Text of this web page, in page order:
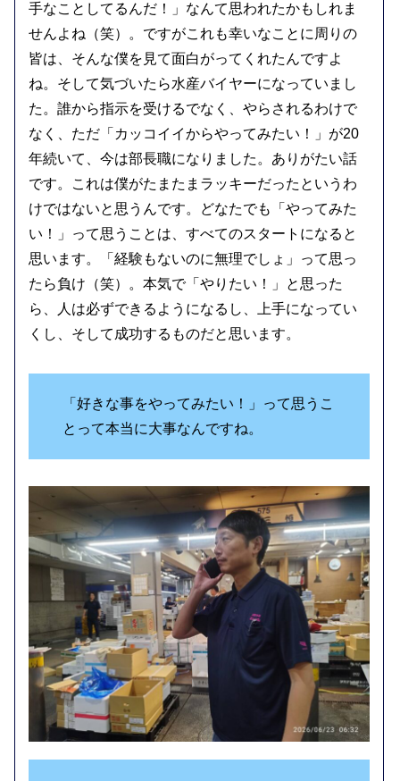
手なことしてるんだ！」なんて思われたかもしれま
せんよね（笑）。ですがこれも幸いなことに周りの
皆は、そんな僕を見て面白がってくれたんですよ
ね。そして気づいたら水産バイヤーになっていまし
た。誰から指示を受けるでなく、やらされるわけで
なく、ただ「カッコイイからやってみたい！」が20
年続いて、今は部長職になりました。ありがたい話
です。これは僕がたまたまラッキーだったというわ
けではないと思うんです。どなたでも「やってみた
い！」って思うことは、すべてのスタートになると
思います。「経験もないのに無理でしょ」って思っ
たら負け（笑）。本気で「やりたい！」と思った
ら、人は必ずできるようになるし、上手になってい
くし、そして成功するものだと思います。
「好きな事をやってみたい！」って思うこ
とって本当に大事なんですね。